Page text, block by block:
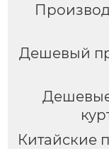
Дешевый
Китайские